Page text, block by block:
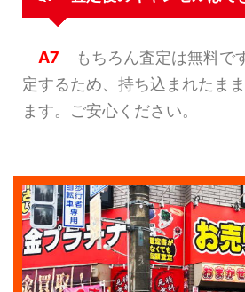
A7 もちろん査定は無料で
定するため、持ち込まれたま
ます。ご安心ください。